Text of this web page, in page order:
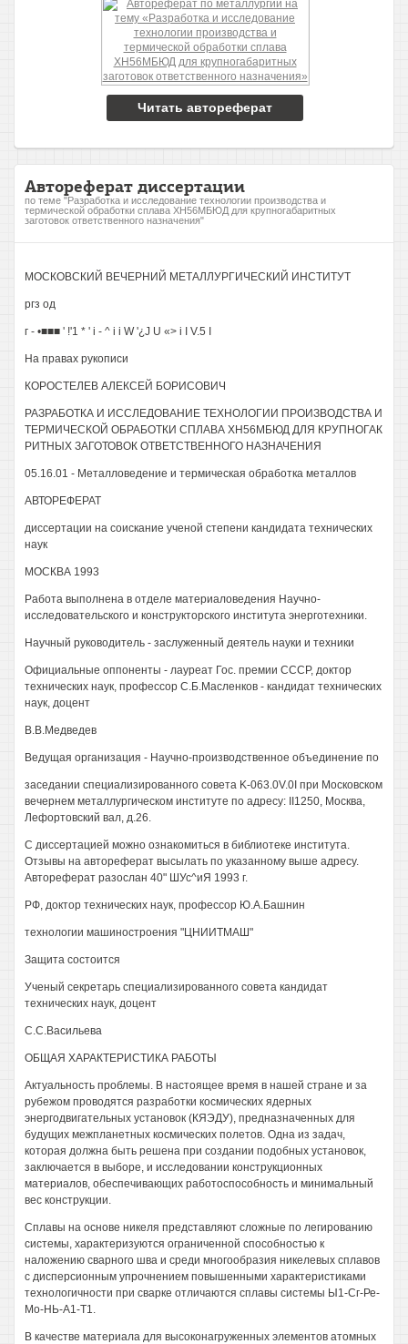
Читать автореферат
Автореферат диссертации
по теме "Разработка и исследование технологии производства и
термической обработки сплава ХН56МБЮД для крупногабаритных
заготовок ответственного назначения"
МОСКОВСКИЙ ВЕЧЕРНИЙ МЕТАЛЛУРГИЧЕСКИЙ ИНСТИТУТ
ргз од
г - •■■■ ' !'1 * ' i - ^ i i W '¿J U «> i I V.5 I
На правах рукописи
КОРОСТЕЛЕВ АЛЕКСЕЙ БОРИСОВИЧ
РАЗРАБОТКА И ИССЛЕДОВАНИЕ ТЕХНОЛОГИИ ПРОИЗВОДСТВА И
ТЕРМИЧЕСКОЙ ОБРАБОТКИ СПЛАВА ХН56МБЮД ДЛЯ КРУПНОГАК
РИТНЫХ ЗАГОТОВОК ОТВЕТСТВЕННОГО НАЗНАЧЕНИЯ
05.16.01 - Металловедение и термическая обработка металлов
АВТОРЕФЕРАТ
диссертации на соискание ученой степени кандидата технических
наук
МОСКВА 1993
Работа выполнена в отделе материаловедения Научно-
исследовательского и конструкторского института энерготехники.
Научный руководитель - заслуженный деятель науки и техники
Официальные оппоненты - лауреат Гос. премии СССР, доктор
технических наук, профессор С.Б.Масленков - кандидат технических
наук, доцент
В.В.Медведев
Ведущая организация - Научно-производственное объединение по
заседании специализированного совета K-063.0V.0I при Московском
вечернем металлургическом институте по адресу: II1250, Москва,
Лефортовский вал, д.26.
С диссертацией можно ознакомиться в библиотеке института.
Отзывы на автореферат высылать по указанному выше адресу.
Автореферат разослан 40" ШУс^иЯ 1993 г.
РФ, доктор технических наук, профессор Ю.А.Башнин
технологии машиностроения "ЦНИИТМАШ"
Защита состоится
Ученый секретарь специализированного совета кандидат
технических наук, доцент
С.С.Васильева
ОБЩАЯ ХАРАКТЕРИСТИКА РАБОТЫ
Актуальность проблемы. В настоящее время в нашей стране и за
рубежом проводятся разработки космических ядерных
энергодвигательных установок (КЯЭДУ), предназначенных для
будущих межпланетных космических полетов. Одна из задач,
которая должна быть решена при создании подобных установок,
заключается в выборе, и исследовании конструкционных
материалов, обеспечивающих работоспособность и минимальный
вес конструкции.
Сплавы на основе никеля представляют сложные по легированию
системы, характеризуются ограниченной способностью к
наложению сварного шва и среди многообразия никелевых сплавов
с дисперсионным упрочнением повышенными характеристиками
технологичности при сварке отличаются сплавы системы Ы1-Сг-Ре-
Мо-НЬ-А1-Т1.
В качестве материала для высоконагруженных элементов атомных